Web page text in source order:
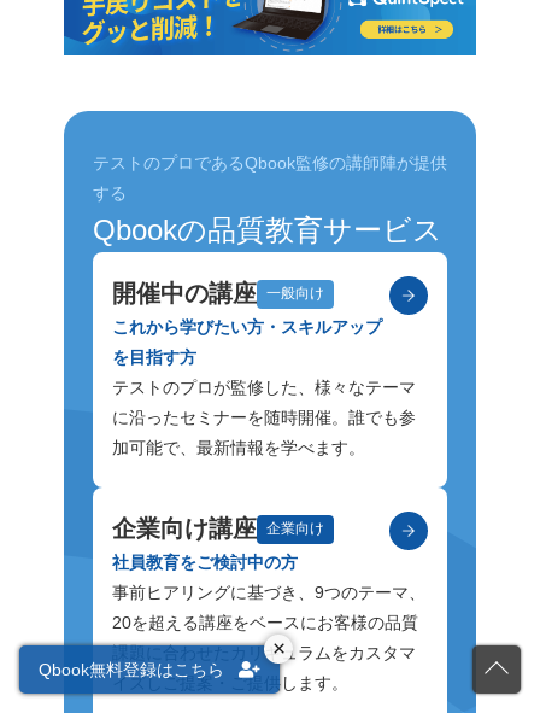
テストのプロであるQbook監修の講師陣が提供
する
Qbookの品質教育サービス
開催中の講座 一般向け
これから学びたい方・スキルアップ
を目指す方
テストのプロが監修した、様々なテーマ
に沿ったセミナーを随時開催。誰でも参
加可能で、最新情報を学べます。
企業向け講座 企業向け
社員教育をご検討中の方
事前ヒアリングに基づき、9つのテーマ、
20を超える講座をベースにお客様の品質
課題に合わせたカリキュラムをカスタマ
イズしご提案・ご提供します。
×
Qbook無料登録はこちら